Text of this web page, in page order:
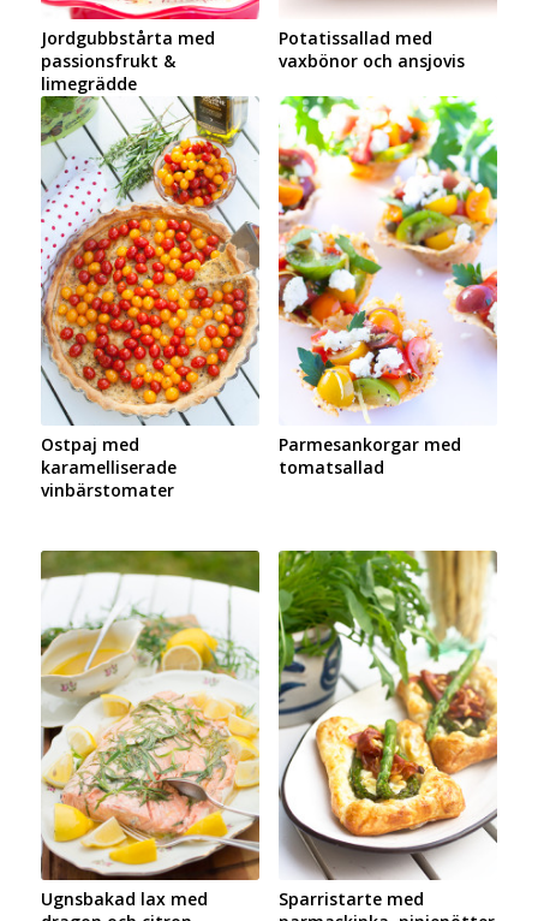
Jordgubbstårta med
passionsfrukt &
limegrädde
Potatissallad med
vaxbönor och ansjovis
Ostpaj med
karamelliserade
vinbärstomater
Parmesankorgar med
tomatsallad
Ugnsbakad lax med
Sparristarte med